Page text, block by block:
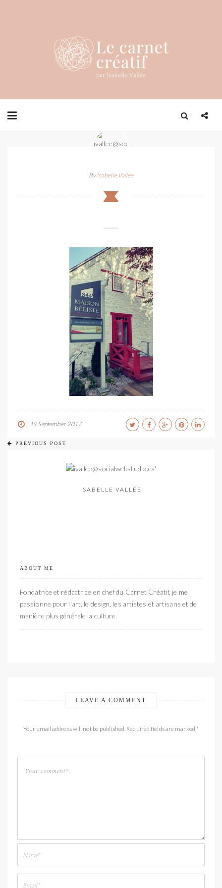
ByIsabelle Vallée
19 September 2017
PREVIOUS POST
ISABELLE VALLÉE
ABOUT ME
Fondatrice et rédactrice en chef du Carnet Créatif, je me
passionne pour l'art, le design, les artistes et artisans et de
manière plus générale la culture.
LEAVE A COMMENT
Your email address will not be published. Required fields are marked *